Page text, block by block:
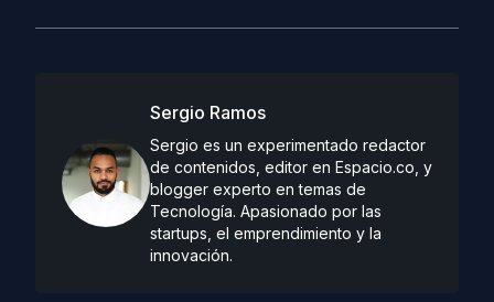
Sergio Ramos
Sergio es un experimentado redactor
de contenidos, editor en Espacio.co, y
blogger experto en temas de
Tecnología. Apasionado por las
startups, el emprendimiento y la
innovación.